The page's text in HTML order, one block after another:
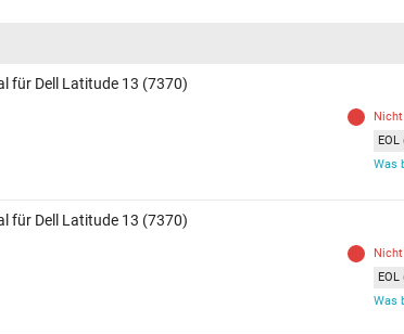
für Dell Latitude 13 (7370)
Was
für Dell Latitude 13 (7370)
Was